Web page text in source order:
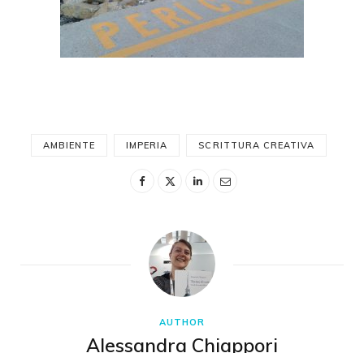
AMBIENTE IMPERIA SCRITTURA CREATIVA
AUTHOR
Alessandra Chiappori